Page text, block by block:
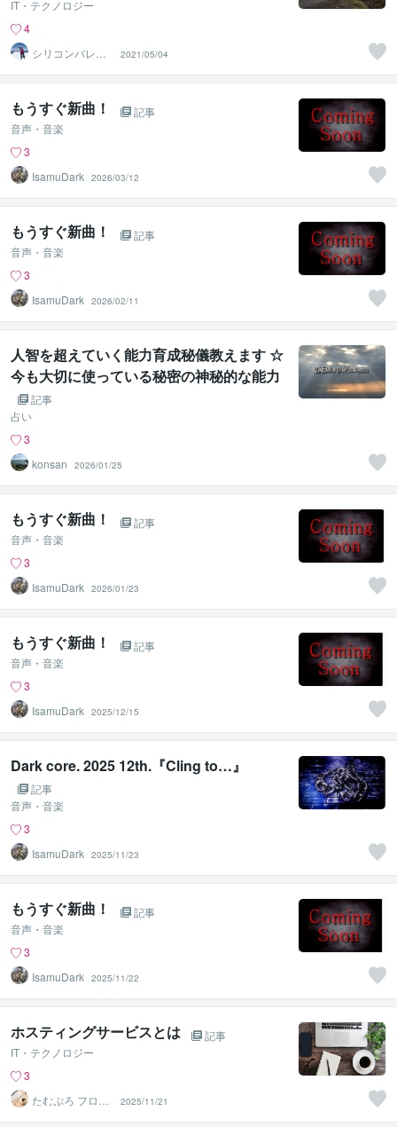
IT・テクノロジー
4
シリコンバレー
スーパーウエア
2021/05/04
もうすぐ新曲！
記事
音声・音楽
3
IsamuDark 2026/03/12
もうすぐ新曲！
記事
音声・音楽
3
IsamuDark 2026/02/11
人智を超えていく能力育成秘儀教えます ☆
今も大切に使っている秘密の神秘的な能力
作成マントラ☆
記事
占い
3
konsan
2026/01/25
もうすぐ新曲！
記事
音声・音楽
3
IsamuDark 2026/01/23
もうすぐ新曲！
記事
音声・音楽
3
IsamuDark 2025/12/15
Dark core. 2025 12th.『Cling to…』
記事
音声・音楽
3
IsamuDark 2025/11/23
もうすぐ新曲！
記事
音声・音楽
3
IsamuDark 2025/11/22
ホスティングサービスとは
記事
IT・テクノロジー
3
たむぷろ フロン
トエンジニア
2025/11/21